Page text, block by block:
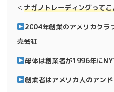
＜ナガノトレーディングってこ
2004年創業のアメリカクラ
売会社
母体は創業者が1996年にNY
創業者はアメリカ人のアン